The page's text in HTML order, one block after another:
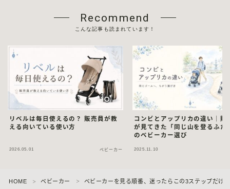
Recommend
こんな記事も読まれています！
リベルは毎日使えるの？ 販売員が教
える向いている使い方
2026.05.01 ベビーカー
コンビとアップリカの違い｜販
が見てきた「同じ山を登るふた
のベビーカー選び
2025.11.10
HOME ＞ ベビーカー ＞ ベビーカーを見る順番、迷ったらこの3ステップだけ